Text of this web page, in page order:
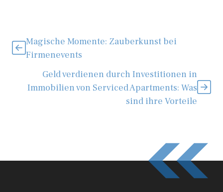
Magische Momente: Zauberkunst bei
Firmenevents
Geld verdienen durch Investitionen in
Immobilien von Serviced Apartments: Was
sind ihre Vorteile